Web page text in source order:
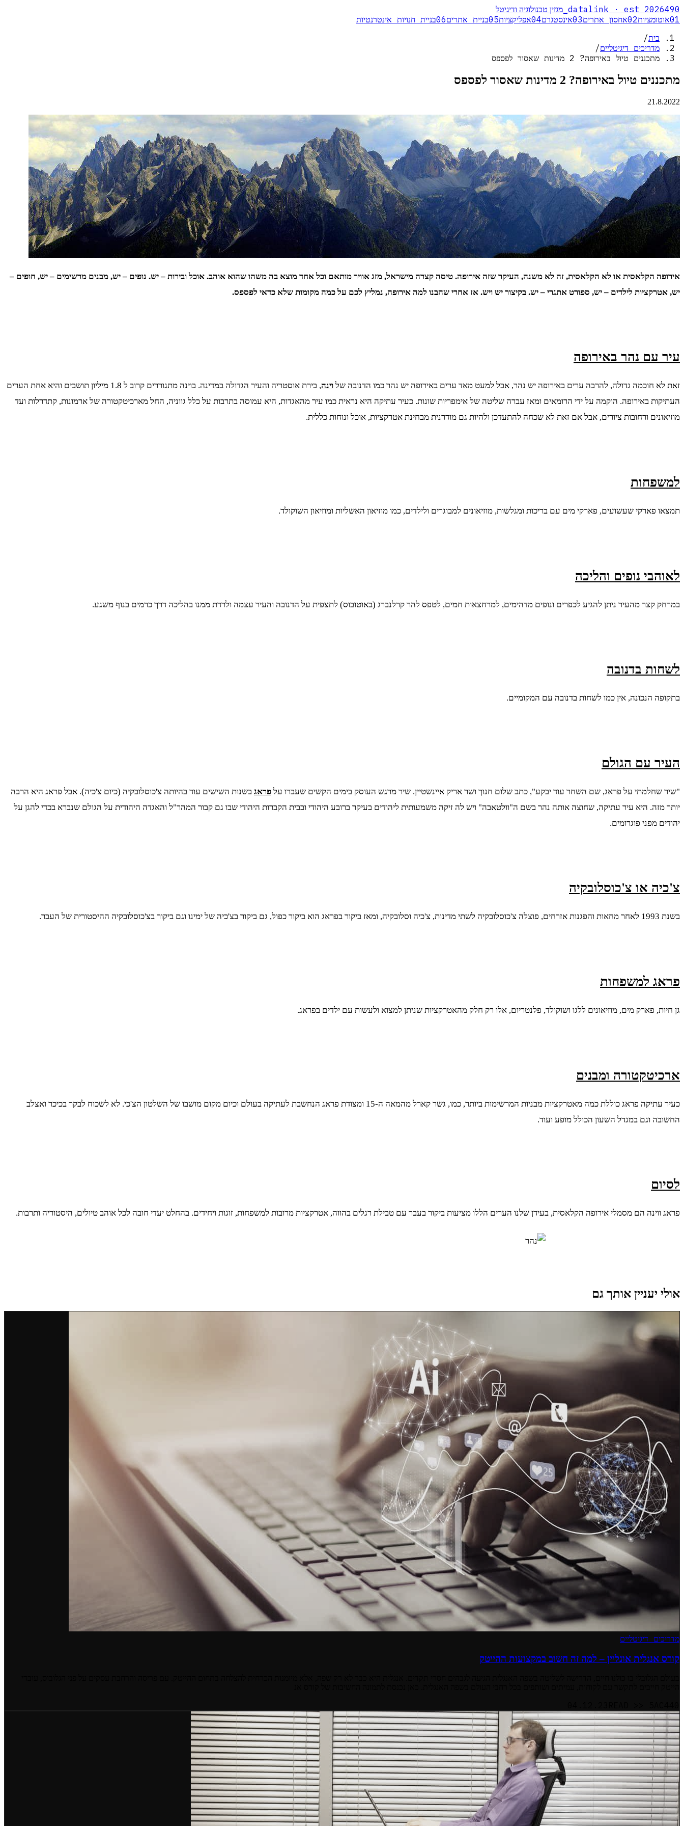
datalink · est 2026490 מגזין טכנולוגיה ודיגיטל
01אוטומציות02אחסון אתרים03אינסטגרם04אפליקציות05בניית אתרים06בניית חנויות אינטרנטיות
בית/
מדריכים דיגיטליים/
מתכננים טיול באירופה? 2 מדינות שאסור לפספס
מתכננים טיול באירופה? 2 מדינות שאסור לפספס
21.8.2022
אירופה הקלאסית או לא הקלאסית, זה לא משנה, העיקר שזה אירופה. טיסה קצרה מישראל, מזג אוויר מותאם וכל אחד מוצא בה משהו שהוא אוהב. אוכל ובירות – יש. נופים – יש, מבנים מרשימים – יש, חופים –
יש, אטרקציות לילדים – יש, ספורט אתגרי – יש. בקיצור יש ויש. אז אחרי שהבנו למה אירופה, נמליץ לכם על כמה מקומות שלא כדאי לפספס.
עיר עם נהר באירופה
זאת לא חוכמה גדולה, להרבה ערים באירופה יש נהר, אבל למעט מאד ערים באירופה יש נהר כמו הדנובה של וינה
, בירת אוסטריה והעיר הגדולה במדינה. בוינה מתגוררים קרוב ל 1.8 מיליון תושבים והיא אחת הערים
העתיקות באירופה. הוקמה על ידי הרומאים ומאז עברה שליטה של אימפריות שונות. כעיר עתיקה היא נראית כמו עיר מהאגדות, היא עמוסה בתרבות על כלל גווניה, החל מארכיטקטורה של ארמונות, קתדרלות ועד
מוזיאונים ורחובות ציורים, אבל אם זאת לא שכחה להתעדכן ולהיות גם מודרנית מבחינת אטרקציות, אוכל ונוחות כללית.
למשפחות
תמצאו פארקי שעשועים, פארקי מים עם בריכות ומגלשות, מוזיאונים למבוגרים ולילדים, כמו מוזיאון האשליות ומוזיאון השוקולד.
לאוהבי נופים והליכה
במרחק קצר מהעיר ניתן להגיע לכפרים ונופים מדהימים, למרחצאות חמים, לטפס להר קרלנברג (באוטובוס) לתצפית על הדנובה והעיר עצמה ולרדת ממנו בהליכה דרך כרמים בנוף משגע.
לשחות בדנובה
בתקופה הנכונה, אין כמו לשחות בדנובה עם המקומיים.
העיר עם הגולם
"שיר שחלמתי על פראג, שם השחר עוד יבקע", כתב שלום חנוך ושר אריק איינשטיין. שיר מרגש העוסק בימים הקשים שעברו על פראג בשנות השישים עוד בהיותה צ'כוסלובקיה (כיום צ'כיה). אבל פראג היא הרבה
יותר מזה. היא עיר עתיקה, שחוצה אותה נהר בשם ה"וולטאבה" ויש לה זיקה משמעותית ליהודים בעיקר ברובע היהודי ובבית הקברות היהודי שבו גם קבור המהר"ל והאגדה היהודית על הגולם שנברא בכדי להגן על
יהודים מפני פוגרומים.
צ'כיה או צ'כוסלובקיה
בשנת 1993 לאחר מחאות והפגנות אזרחים, פוצלה צ'כוסלובקיה לשתי מדינות, צ'כיה וסלובקיה, ומאז ביקור בפראג הוא ביקור כפול, גם ביקור בצ'כיה של ימינו וגם ביקור בצ'כוסלובקיה ההיסטורית של העבר.
פראג למשפחות
גן חיות, פארק מים, מוזיאונים ללגו ושוקולד, פלנטריום, אלו רק חלק מהאטרקציות שניתן למצוא ולעשות עם ילדים בפראג.
ארכיטקטורה ומבנים
כעיר עתיקה פראג כוללת כמה מאטרקציות מבניות המרשימות ביותר, כמו, גשר קארל מהמאה ה-15 ומצודת פראג הנחשבת לעתיקה בעולם וכיום מקום מושבו של השלטון הצ'כי. לא לשכוח לבקר בכיכר ואצלב
החשובה וגם במגדל השעון הכולל מופע ועוד.
לסיום
פראג ווינה הם מסמלי אירופה הקלאסית, בעידן שלנו הערים הללו מציעות ביקור בעבר עם טבילת רגלים בהווה, אטרקציות מרובות למשפחות, זוגות ויחידים. בהחלט יעדי חובה לכל אוהב טיולים, היסטוריה ותרבות.
אולי יעניין אותך גם
מדריכים דיגיטליים
קורס אנגלית אונליין – למה זה חשוב במקצועות ההייטק